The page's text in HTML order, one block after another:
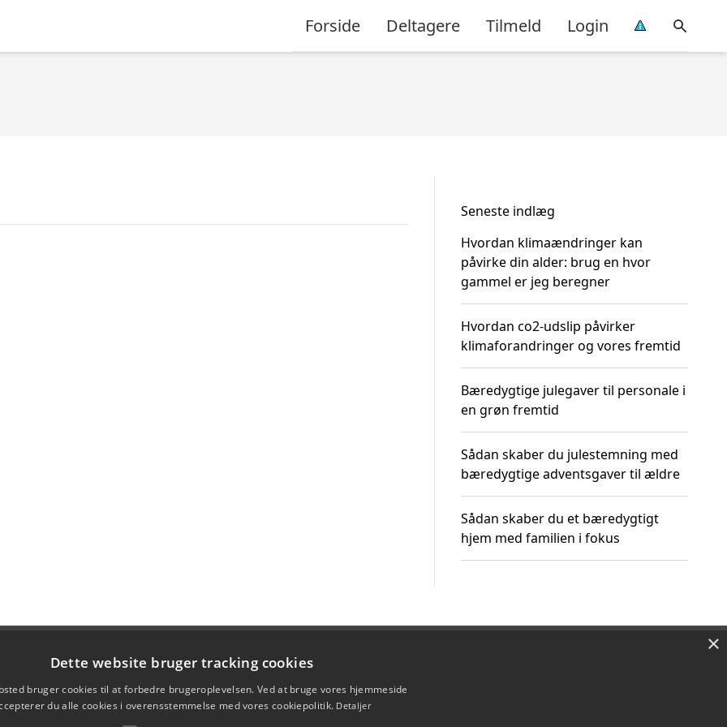
Forside Deltagere Tilmeld Login
Seneste indlæg
Hvordan klimaændringer kan
påvirke din alder: brug en hvor
gammel er jeg beregner
Hvordan co2-udslip påvirker
klimaforandringer og vores fremtid
Bæredygtige julegaver til personale i
en grøn fremtid
Sådan skaber du julestemning med
bæredygtige adventsgaver til ældre
Sådan skaber du et bæredygtigt
hjem med familien i fokus
×
Dette website bruger tracking cookies
bruger cookies til at forbedre brugeroplevelsen. Ved at bruge vores hjemmeside
du alle cookies i overensstemmelse med vores cookiepolitik. Detaljer